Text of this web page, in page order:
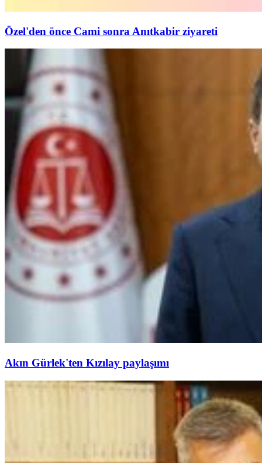
Özel'den önce Cami sonra Anıtkabir ziyareti
Akın Gürlek'ten Kızılay paylaşımı